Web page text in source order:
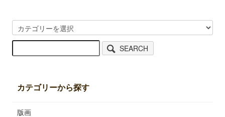
SEARCH
カテゴリーから探す
版画